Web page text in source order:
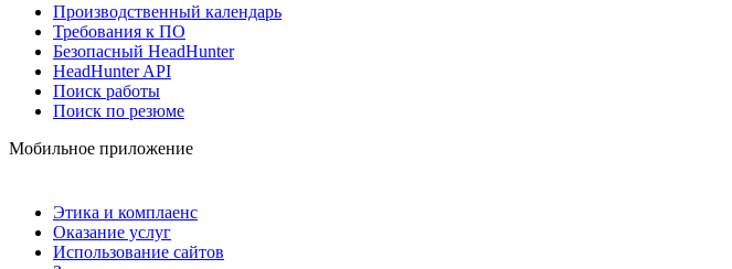
Производственный календарь
Требования к ПО
Безопасный HeadHunter
HeadHunter API
Поиск работы
Поиск по резюме
Мобильное приложение
Этика и комплаенс
Оказание услуг
Использование сайтов